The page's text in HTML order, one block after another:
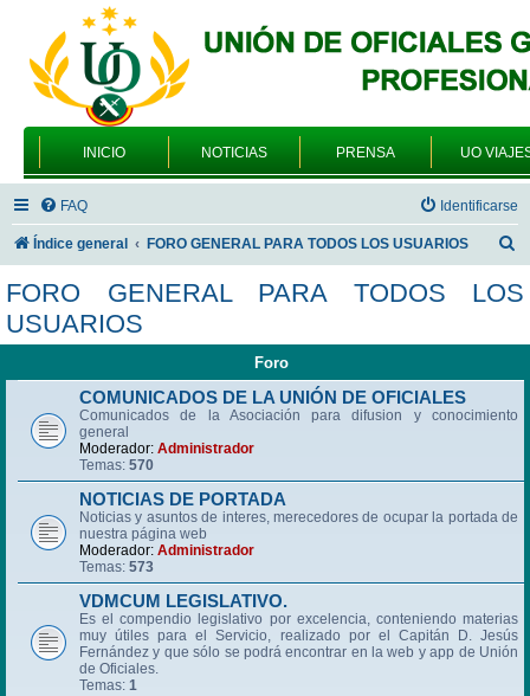
INICIO NOTICIAS PRENSA UO
FAQ Identificarse
Índice general FORO GENERAL PARA TODOS LOS USUARIOS
s
FORO GENERAL PARA TODOS LOS
USUARIOS
Foro
COMUNICADOS DE LA UNIÓN DE OFICIALES
Comunicados de la Asociación para difusion y conocimiento
general
Moderador: Administrador
Temas: 570
NOTICIAS DE PORTADA
Noticias y asuntos de interes, merecedores de ocupar la portada de
nuestra página web
Moderador: Administrador
Temas: 573
VDMCUM LEGISLATIVO.
Es el compendio legislativo por excelencia, conteniendo materias
muy útiles para el Servicio, realizado por el Capitán D. Jesús
Fernández y que sólo se podrá encontrar en la web y app de Unión
de Oficiales.
Temas: 1